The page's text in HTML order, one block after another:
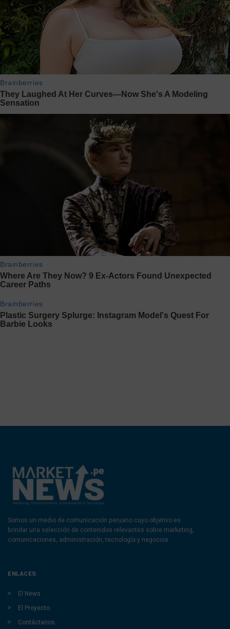
Somos un medio de comunicación peruano cuyo objetivo es
brindar una selección de contenidos relevantes sobre marketing,
comunicaciones, administración, tecnología y negocios.
ENLACES
El News
El Proyecto
Contáctanos